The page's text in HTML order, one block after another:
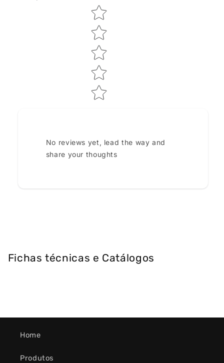
Star rating
No reviews yet, lead the way and
share your thoughts
Fichas técnicas e Catálogos
Home
Produtos